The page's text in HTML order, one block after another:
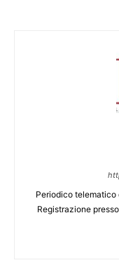
Periodico telematico
Registrazione